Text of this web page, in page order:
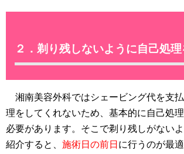
２．剃り残しないように自己処
湘南美容外科ではシェービング代を支
理をしてくれないため、基本的に自己処
必要があります。そこで剃り残しがない
紹介すると、 施術日の前日 に行うのが最